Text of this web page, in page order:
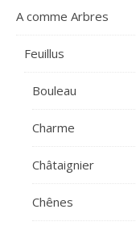
A comme Arbres
Feuillus
Bouleau
Charme
Châtaignier
Chênes